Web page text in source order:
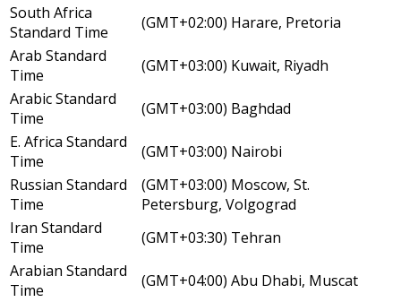
South Africa
Standard Time
(GMT+02:00) Harare, Pretoria
Arab Standard
Time
(GMT+03:00) Kuwait, Riyadh
Arabic Standard
Time
(GMT+03:00) Baghdad
E. Africa Standard
Time
(GMT+03:00) Nairobi
Russian Standard
Time
(GMT+03:00) Moscow, St.
Petersburg, Volgograd
Iran Standard
Time
(GMT+03:30) Tehran
Arabian Standard
Time
(GMT+04:00) Abu Dhabi, Muscat